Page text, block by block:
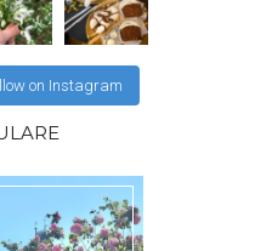
on Instagram